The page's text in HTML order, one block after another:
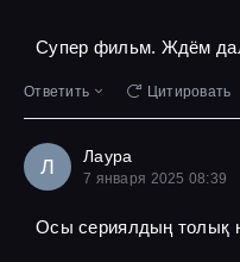
Супер фильм. Ждём
Ответить Цитировать
Л Лаура
7 января 2025 08:39
Осы сериялдың толық